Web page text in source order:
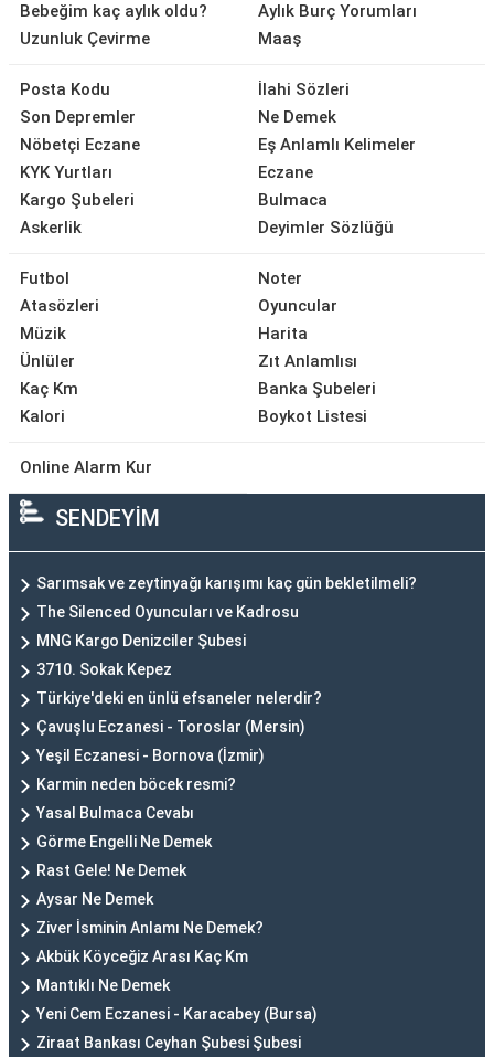
Bebeğim kaç aylık oldu?
Uzunluk Çevirme
Aylık Burç Yorumları
Maaş
Posta Kodu
Son Depremler
Nöbetçi Eczane
KYK Yurtları
Kargo Şubeleri
Askerlik
İlahi Sözleri
Ne Demek
Eş Anlamlı Kelimeler
Eczane
Bulmaca
Deyimler Sözlüğü
Futbol
Atasözleri
Müzik
Ünlüler
Kaç Km
Kalori
Noter
Oyuncular
Harita
Zıt Anlamlısı
Banka Şubeleri
Boykot Listesi
Online Alarm Kur
SENDEYİM
Sarımsak ve zeytinyağı karışımı kaç gün bekletilmeli?
The Silenced Oyuncuları ve Kadrosu
MNG Kargo Denizciler Şubesi
3710. Sokak Kepez
Türkiye'deki en ünlü efsaneler nelerdir?
Çavuşlu Eczanesi - Toroslar (Mersin)
Yeşil Eczanesi - Bornova (İzmir)
Karmin neden böcek resmi?
Yasal Bulmaca Cevabı
Görme Engelli Ne Demek
Rast Gele! Ne Demek
Aysar Ne Demek
Ziver İsminin Anlamı Ne Demek?
Akbük Köyceğiz Arası Kaç Km
Mantıklı Ne Demek
Yeni Cem Eczanesi - Karacabey (Bursa)
Ziraat Bankası Ceyhan Şubesi Şubesi